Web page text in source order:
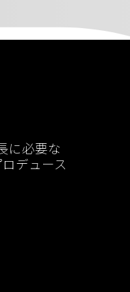
に必要な
デュース